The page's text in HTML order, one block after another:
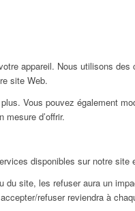
appareil. Nous utilisons
site Web.
Vous pouvez également
d’offrir.
disponibles sur notre
site, les refuser aura un
refuser reviendra à